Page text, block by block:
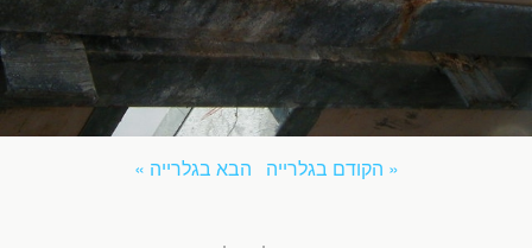
« הקודם בגלרייה הבא בגלרייה »